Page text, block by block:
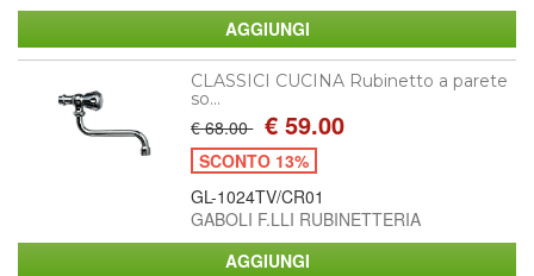
CLASSICI CUCINA Rubinetto a parete
so...
€ 68.00 € 59.00
SCONTO 13%
GL-1024TV/CR01
GABOLI F.LLI RUBINETTERIA